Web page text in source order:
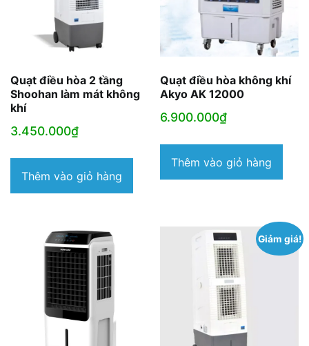
Quạt điều hòa 2 tầng
Shoohan làm mát không
khí
3.450.000₫
Thêm vào giỏ hàng
Quạt điều hòa không khí
Akyo AK 12000
6.900.000₫
Thêm vào giỏ hàng
Giảm giá!